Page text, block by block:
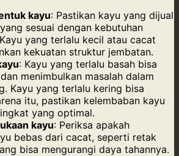
kayu: Pastikan kayu yang dijual
sesuai dengan kebutuhan
yang terlalu kecil atau cacat
kekuatan struktur jembatan.
: Kayu yang terlalu basah bisa
menimbulkan masalah dalam
Kayu yang terlalu kering bisa
itu, pastikan kelembaban kayu
yang optimal.
kayu: Periksa apakah
bebas dari cacat, seperti retak
bisa mengurangi daya tahannya.